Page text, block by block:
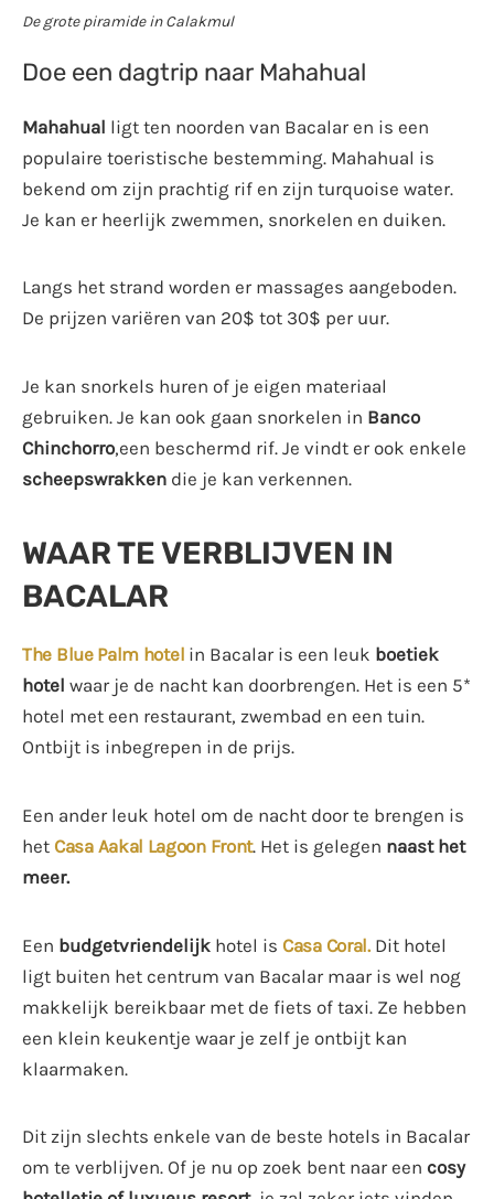
De grote piramide in Calakmul
Doe een dagtrip naar Mahahual
Mahahual ligt ten noorden van Bacalar en is een
populaire toeristische bestemming. Mahahual is
bekend om zijn prachtig rif en zijn turquoise water.
Je kan er heerlijk zwemmen, snorkelen en duiken.
Langs het strand worden er massages aangeboden.
De prijzen variëren van 20$ tot 30$ per uur.
Je kan snorkels huren of je eigen materiaal
gebruiken. Je kan ook gaan snorkelen in Banco
Chinchorro,een beschermd rif. Je vindt er ook enkele
scheepswrakken die je kan verkennen.
WAAR TE VERBLIJVEN IN
BACALAR
The Blue Palm hotel in Bacalar is een leuk boetiek
hotel waar je de nacht kan doorbrengen. Het is een 5*
hotel met een restaurant, zwembad en een tuin.
Ontbijt is inbegrepen in de prijs.
Een ander leuk hotel om de nacht door te brengen is
het Casa Aakal Lagoon Front. Het is gelegen naast het
meer.
Een budgetvriendelijk hotel is Casa Coral.Dit hotel
ligt buiten het centrum van Bacalar maar is wel nog
makkelijk bereikbaar met de fiets of taxi. Ze hebben
een klein keukentje waar je zelf je ontbijt kan
klaarmaken.
Dit zijn slechts enkele van de beste hotels in Bacalar
om te verblijven. Of je nu op zoek bent naar een cosy